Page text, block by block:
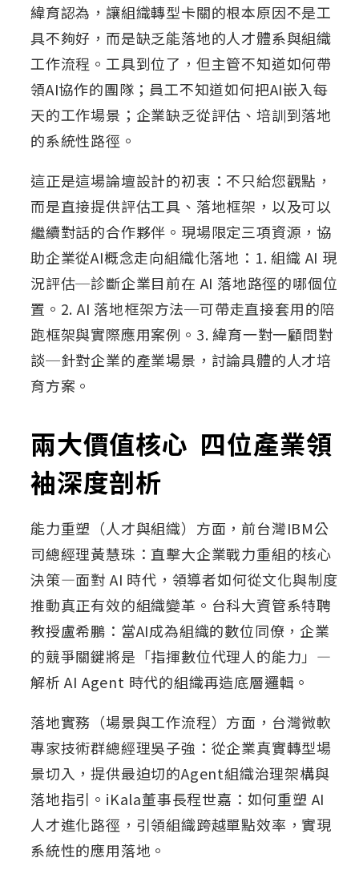
緯育認為，讓組織轉型卡關的根本原因不是工
具不夠好，而是缺乏能落地的人才體系與組織
工作流程。工具到位了，但主管不知道如何帶
領AI協作的團隊；員工不知道如何把AI嵌入每
天的工作場景；企業缺乏從評估、培訓到落地
的系統性路徑。
這正是這場論壇設計的初衷：不只給您觀點，
而是直接提供評估工具、落地框架，以及可以
繼續對話的合作夥伴。現場限定三項資源，協
助企業從AI概念走向組織化落地：1. 組織 AI 現
況評估─診斷企業目前在 AI 落地路徑的哪個位
置。2. AI 落地框架方法─可帶走直接套用的陪
跑框架與實際應用案例。3. 緯育一對一顧問對
談─針對企業的產業場景，討論具體的人才培
育方案。
兩大價值核心 四位產業領
袖深度剖析
能力重塑（人才與組織）方面，前台灣IBM公
司總經理黃慧珠：直擊大企業戰力重組的核心
決策—面對 AI 時代，領導者如何從文化與制度
推動真正有效的組織變革。台科大資管系特聘
教授盧希鵬：當AI成為組織的數位同僚，企業
的競爭關鍵將是「指揮數位代理人的能力」—
解析 AI Agent 時代的組織再造底層邏輯。
落地實務（場景與工作流程）方面，台灣微軟
專家技術群總經理吳子強：從企業真實轉型場
景切入，提供最迫切的Agent組織治理架構與
落地指引。iKala董事長程世嘉：如何重塑 AI
人才進化路徑，引領組織跨越單點效率，實現
系統性的應用落地。